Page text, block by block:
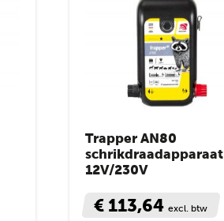
Trapper AN80
schrikdraadapparaat
12V/230V
€ 113,64 excl. btw